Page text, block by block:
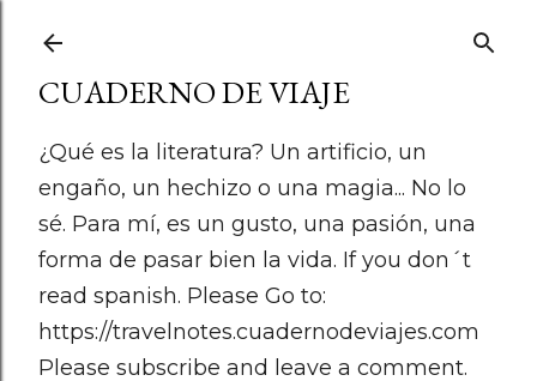
CUADERNO DE VIAJE
¿Qué es la literatura? Un artificio, un
engaño, un hechizo o una magia... No lo
sé. Para mí, es un gusto, una pasión, una
forma de pasar bien la vida. If you don´t
read spanish. Please Go to:
https://travelnotes.cuadernodeviajes.com
Please subscribe and leave a comment.